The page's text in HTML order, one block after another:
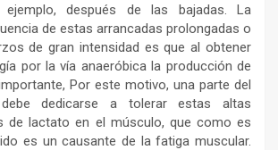
ejemplo, después de las bajadas. La
de estas arrancadas prolongadas o
de gran intensidad es que al obtener
por la vía anaeróbica la producción de
Por este motivo, una parte del
debe dedicarse a tolerar estas altas
de lactato en el músculo, que como es
es un causante de la fatiga muscular.